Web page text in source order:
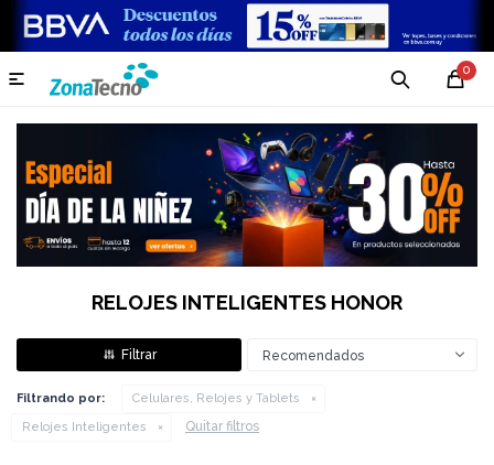
0

RELOJES INTELIGENTES HONOR
Recomendados
Filtrando por:
Celulares, Relojes y Tablets
Relojes Inteligentes
Quitar filtros